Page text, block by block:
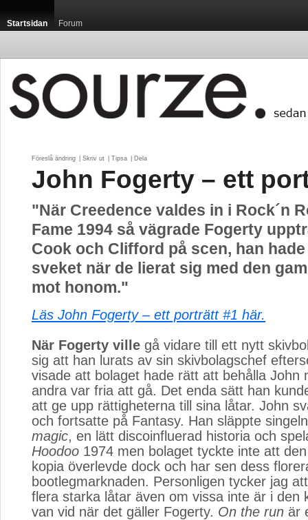
Startsidan Forum
Föreslå ändring Skriv ut Tipsa Dela
John Fogerty – ett
"När Creedence valdes in i Rock´n
Fame 1994 så vägrade Fogerty
Cook och Clifford på scen, han
sveket när de lierat sig med den
mot honom."
Läs John Fogerty – ett porträtt #1 här.
När Fogerty ville gå vidare till ett nytt
sig att han lurats av sin skivbolagschef
visade att bolaget hade rätt att behålla John
andra var fria att gå. Det enda sätt han
att ge upp rättigheterna till sina låtar. John
och fortsatte på Fantasy. Han släppte
magic, en lätt discoinfluerad historia och
Hoodoo 1974 men bolaget tyckte inte att
kopia överlevde dock och har sen dess
bootlegmarknaden. Personligen tycker jag
flera starka låtar även om vissa inte är i den
van vid när det gäller Fogerty. On the run är